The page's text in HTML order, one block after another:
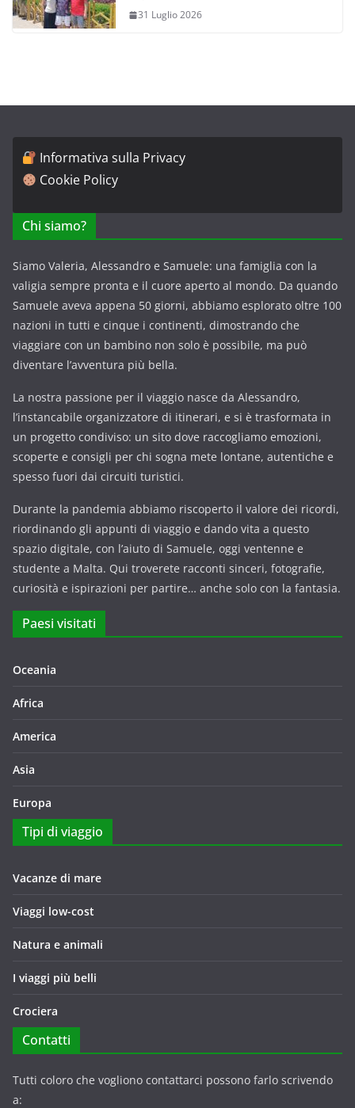
31 Luglio 2026
Informativa sulla Privacy
Cookie Policy
Chi siamo?
Siamo Valeria, Alessandro e Samuele: una famiglia con la
valigia sempre pronta e il cuore aperto al mondo. Da quando
Samuele aveva appena 50 giorni, abbiamo esplorato oltre 100
nazioni in tutti e cinque i continenti, dimostrando che
viaggiare con un bambino non solo è possibile, ma può
diventare l’avventura più bella.
La nostra passione per il viaggio nasce da Alessandro,
l’instancabile organizzatore di itinerari, e si è trasformata in
un progetto condiviso: un sito dove raccogliamo emozioni,
scoperte e consigli per chi sogna mete lontane, autentiche e
spesso fuori dai circuiti turistici.
Durante la pandemia abbiamo riscoperto il valore dei ricordi,
riordinando gli appunti di viaggio e dando vita a questo
spazio digitale, con l’aiuto di Samuele, oggi ventenne e
studente a Malta. Qui troverete racconti sinceri, fotografie,
curiosità e ispirazioni per partire… anche solo con la fantasia.
Paesi visitati
Oceania
Africa
America
Asia
Europa
Tipi di viaggio
Vacanze di mare
Viaggi low-cost
Natura e animali
I viaggi più belli
Crociera
Contatti
Tutti coloro che vogliono contattarci possono farlo scrivendo
a: